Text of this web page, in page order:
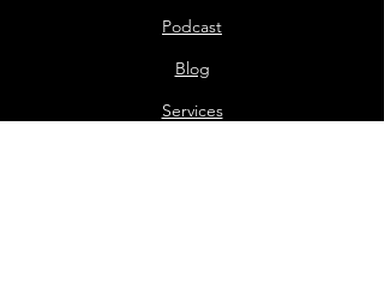
Podcast
Blog
Services